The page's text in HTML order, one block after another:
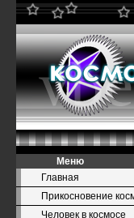
Меню
Главная
Прикосновение
Человек в космосе